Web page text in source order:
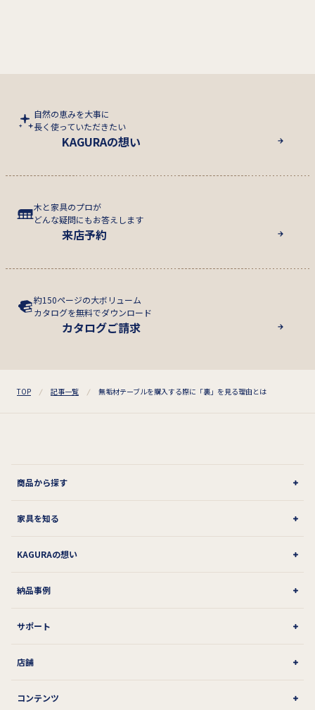
自然の恵みを大事に
長く使っていただきたい
KAGURAの想い
木と家具のプロが
どんな疑問にもお答えします
来店予約
約150ページの大ボリューム
カタログを無料でダウンロード
カタログご請求
TOP 記事一覧 無垢材テーブルを購入する際に「裏」を見る理由とは
商品から探す
家具を知る
KAGURAの想い
納品事例
サポート
店舗
コンテンツ